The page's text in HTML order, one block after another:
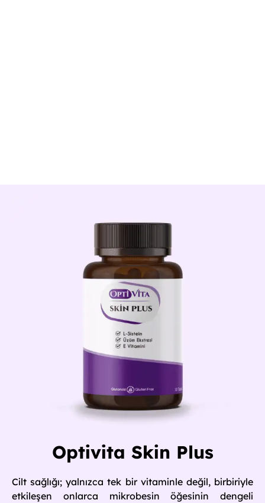
Optivita Skin Plus
Cilt sağlığı; yalnızca tek bir vitaminle değil, birbiriyle
etkileşen onlarca mikrobesin öğesinin dengeli